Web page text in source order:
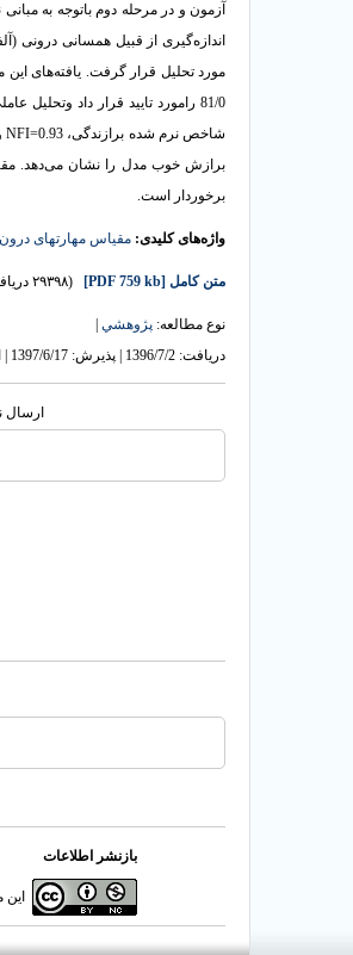
آزمون و در مرحله دوم باتوجه به
اندازه‌گیری از قبیل همسانی درونی
81/0 رامورد تایید قرار داد وتحلیل عاملی تاییدی برازشی با 95/0=
شاخص نرم شده برازندگی، NFI=0.93
برازش خوب مدل را نشان می‌دهد.
برخوردار است.
واژه‌های کلیدی: مقیاس مهارتهای
متن کامل [PDF 759 kb] (۲۹۳۹۸ دریافت)
نوع مطالعه: پژوهشي
دریافت: 1396/7/2 | پذیرش: 1397/6/17 | انتشار: 1397/6/17
ارسال
بازنشر اطلاعات